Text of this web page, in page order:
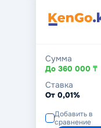
Сумма
До 360 000 ₸
Ставка
От 0,01%
Добавить в
сравнение